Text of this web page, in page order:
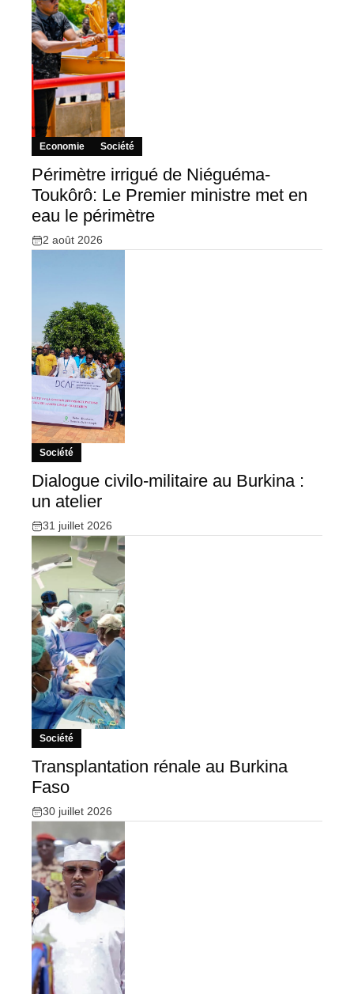
Economie Société
Périmètre irrigué de Niéguéma-
Toukôrô: Le Premier ministre met en
eau le périmètre
2 août 2026
Société
Dialogue civilo-militaire au Burkina :
un atelier
31 juillet 2026
Société
Transplantation rénale au Burkina
Faso
30 juillet 2026